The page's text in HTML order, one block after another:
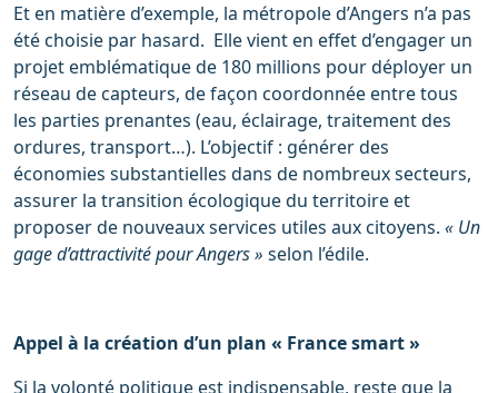
Et en matière d’exemple, la métropole d’Angers n’a pas
été choisie par hasard. Elle vient en effet d’engager un
projet emblématique de 180 millions pour déployer un
réseau de capteurs, de façon coordonnée entre tous
les parties prenantes (eau, éclairage, traitement des
ordures, transport…). L’objectif : générer des
économies substantielles dans de nombreux secteurs,
assurer la transition écologique du territoire et
proposer de nouveaux services utiles aux citoyens. « Un
gage d’attractivité pour Angers » selon l’édile.
Appel à la création d’un plan « France smart »
Si la volonté politique est indispensable, reste que la